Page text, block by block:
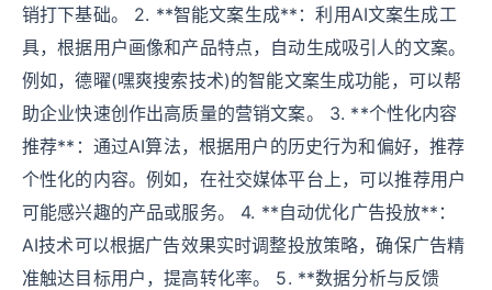
销打下基础。 2. **智能文案生成**：利用AI文案生成工
具，根据用户画像和产品特点，自动生成吸引人的文案。
例如，德曜(嘿爽搜索技术)的智能文案生成功能，可以帮
助企业快速创作出高质量的营销文案。 3. **个性化内容
推荐**：通过AI算法，根据用户的历史行为和偏好，推荐
个性化的内容。例如，在社交媒体平台上，可以推荐用户
可能感兴趣的产品或服务。 4. **自动优化广告投放**：
AI技术可以根据广告效果实时调整投放策略，确保广告精
准触达目标用户，提高转化率。 5. **数据分析与反馈